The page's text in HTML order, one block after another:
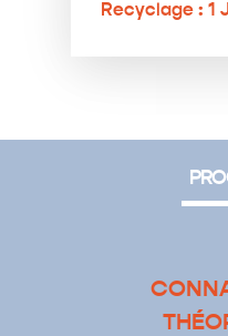
Recyclage : 1